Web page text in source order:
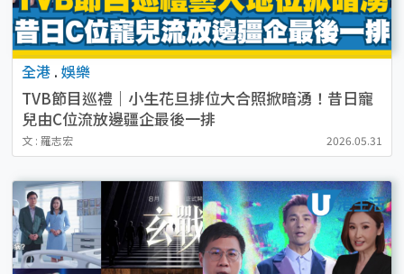
全港 . 娛樂
TVB節目巡禮｜小生花旦排位大合照掀暗湧！昔日寵
兒由C位流放邊疆企最後一排
文 : 羅志宏 2026.05.31